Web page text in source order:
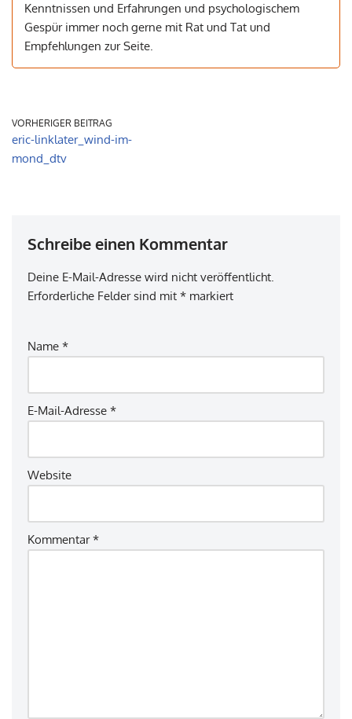
Kenntnissen und Erfahrungen und psychologischem
Gespür immer noch gerne mit Rat und Tat und
Empfehlungen zur Seite.
VORHERIGER BEITRAG
eric-linklater_wind-im-
mond_dtv
Schreibe einen Kommentar
Deine E-Mail-Adresse wird nicht veröffentlicht.
Erforderliche Felder sind mit * markiert
Name *
E-Mail-Adresse *
Website
Kommentar*